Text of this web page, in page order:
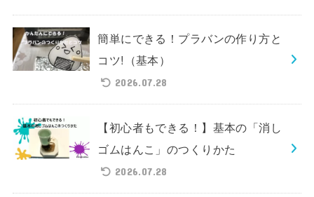
簡単にできる！プラバンの作り方と
コツ!（基本）
2026.07.28
【初心者もできる！】基本の「消し
ゴムはんこ」のつくりかた
2026.07.28